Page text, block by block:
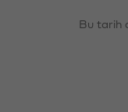
Bu tarih